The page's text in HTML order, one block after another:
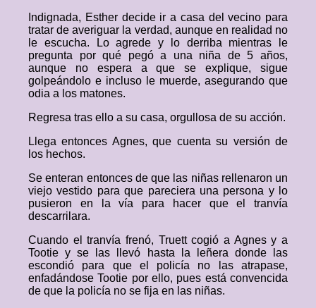
Indignada, Esther decide ir a casa del vecino para
tratar de averiguar la verdad, aunque en realidad no
le escucha. Lo agrede y lo derriba mientras le
pregunta por qué pegó a una niña de 5 años,
aunque no espera a que se explique, sigue
golpeándolo e incluso le muerde, asegurando que
odia a los matones.
Regresa tras ello a su casa, orgullosa de su acción.
Llega entonces Agnes, que cuenta su versión de
los hechos.
Se enteran entonces de que las niñas rellenaron un
viejo vestido para que pareciera una persona y lo
pusieron en la vía para hacer que el tranvía
descarrilara.
Cuando el tranvía frenó, Truett cogió a Agnes y a
Tootie y se las llevó hasta la leñera donde las
escondió para que el policía no las atrapase,
enfadándose Tootie por ello, pues está convencida
de que la policía no se fija en las niñas.